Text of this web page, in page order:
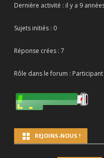
Dernière activité : il y a 9
Sujets initiés : 0
Réponse crées : 7
Rôle dans le forum : Participant
REJOINS-NOUS !